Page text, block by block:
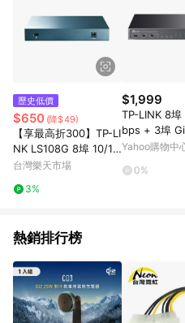
由網頁版(電腦版/手機版網頁)切換
無法進行 LINE POINTS 回饋。 (5) LINE 購物為購物資訊整合性
平台，商品資料更新會有時間差，
位、贈品與台灣樂天市場銷售網頁
(6) 導購訂單已逾 365 天，根據台
點數回饋或點數回饋有爭議，台灣樂
追訴之權利，活動詳情以樂天市場網
歷史低價
$650 (降$49)
【享最高折300】TP-LI
NK LS108G 8埠 10/10
0/1000Mbps 桌上型交
台灣樂天市場
3%
$1,999
TP-LINK 8
bps + 3埠
上型交換器(
Yahoo購物中
0%
熱銷排行榜